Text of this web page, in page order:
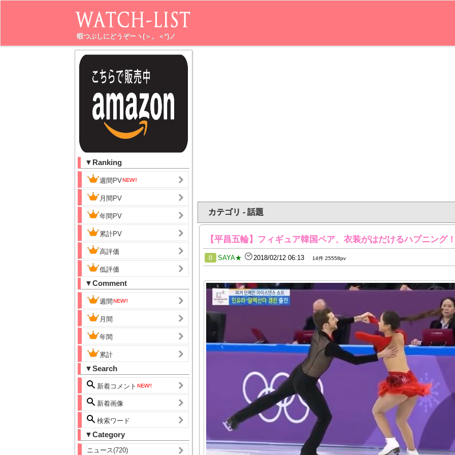
暇つぶしにどうぞーヽ(＞。＜*)ノ
▼Ranking
週間PV
月間PV
年間PV
累計PV
高評価
低評価
▼Comment
週間
月間
年間
累計
▼Search
新着コメント
新着画像
検索ワード
▼Category
ニュース(720)
カテゴリ - 話題
【平昌五輪】フィギュア韓国ペア、衣装がはだけるハプニング
0 SAYA★ 2018/02/12 06:13 14件 25558pv